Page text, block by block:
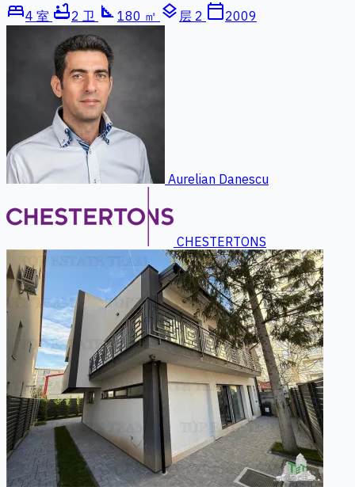
bed4 室 bathtub2 卫 square_foot 180 ㎡ layers 层 2 calendar_today2009
Aurelian Danescu
CHESTERTONS